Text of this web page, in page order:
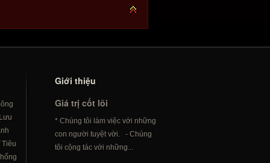
Lưu
Tiêu
Giới thiệu
Giá trị cốt lõi
* Chúng tôi làm việc với những
con người tuyệt vời. - Chúng
tôi cộng tác với những...